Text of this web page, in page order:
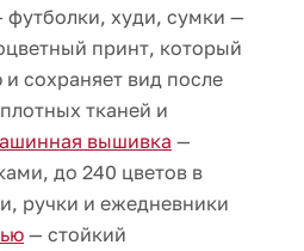
футболки, худи, сумки —
принт, который
и сохраняет вид после
тканей и
вышивка —
до 240 цветов в
ручки и ежедневники
— стойкий